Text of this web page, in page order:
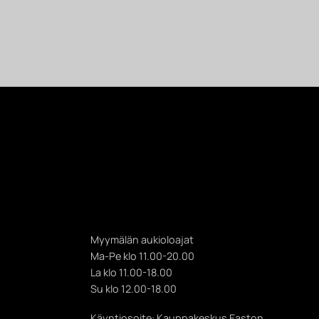
Myymälän aukioloajat
Ma-Pe klo 11.00-20.00
La klo 11.00-18.00
Su klo 12.00-18.00